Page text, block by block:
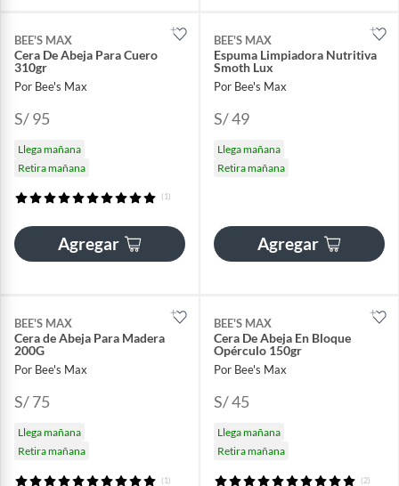
BEE'S MAX
Cera De Abeja Para Cuero
310gr
Por Bee's Max
S/ 95
Llega mañana
Retira mañana
(1)
Agregar
BEE'S MAX
Espuma Limpiadora Nutritiva
Smoth Lux
Por Bee's Max
S/ 49
Llega mañana
Retira mañana
Agregar
BEE'S MAX
Cera de Abeja Para Madera
200G
Por Bee's Max
S/ 75
Llega mañana
Retira mañana
(1)
BEE'S MAX
Cera De Abeja En Bloque
Opérculo 150gr
Por Bee's Max
S/ 45
Llega mañana
Retira mañana
(2)